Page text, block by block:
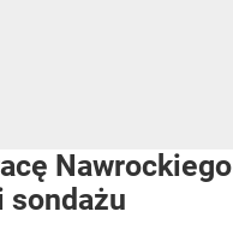
Nawrockiego
sondażu